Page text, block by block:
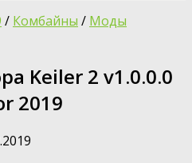
/ Комбайны / Моды
Keiler 2 v1.0.0.0
2019